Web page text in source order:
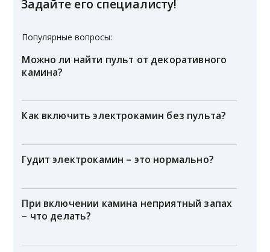
Задайте его специалисту!
Популярные вопросы:
Можно ли найти пульт от декоративного
камина?
Как включить электрокамин без пульта?
Гудит электрокамин – это нормально?
При включении камина неприятный запах
– что делать?